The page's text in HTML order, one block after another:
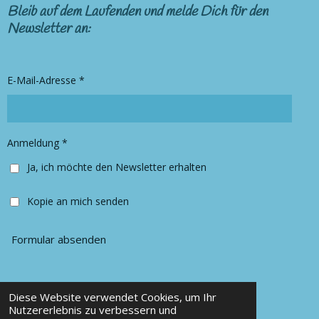
Diese Website verwendet Cookies, um Ihr
Nutzererlebnis zu verbessern und
s
t
a
a
c
e
b
k
Bleib auf dem Laufenden und melde Dich für den
Newsletter an:
E-Mail-Adresse *
Anmeldung *
Ja, ich möchte den Newsletter erhalten
Kopie an mich senden
Formular absenden
© 2025 Chancy Kleidung
Mit Unterstützung von Webador